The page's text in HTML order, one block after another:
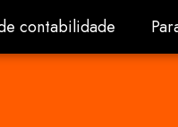
contabilidade
contabilidade